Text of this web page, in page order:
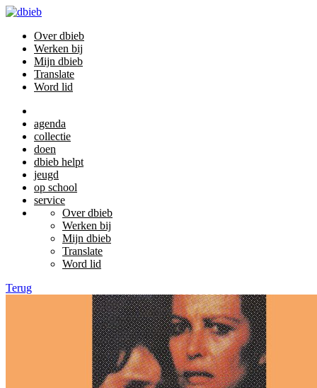
Over dbieb
Werken bij
Mijn dbieb
Translate
Word lid
agenda
collectie
doen
dbieb helpt
jeugd
op school
service
Over dbieb
Werken bij
Mijn dbieb
Translate
Word lid
Terug